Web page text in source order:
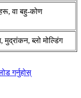
वा बहु-कोण
ब्लो मोल्डिंग
गर्नुहोस्